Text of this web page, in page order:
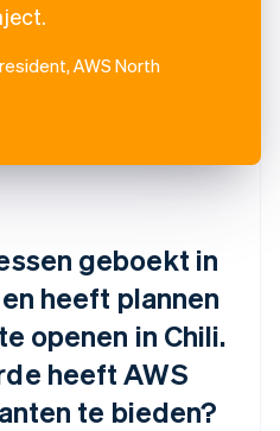
AWS North
geboekt in
heeft plannen
openen in Chili.
heeft AWS
te bieden?